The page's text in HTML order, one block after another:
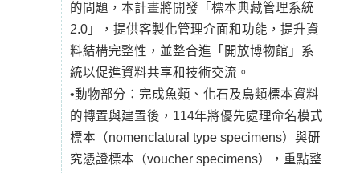
的問題，本計畫將開發「標本典藏管理系統
2.0」，提供客製化管理介面和功能，提升資
料結構完整性，並整合進「開放博物館」系
統以促進資料共享和技術交流。
•動物部分：完成魚類、化石及鳥類標本資料
的轉置與建置後，114年將優先處理命名模式
標本（nomenclatural type specimens）與研
究憑證標本（voucher specimens），重點整